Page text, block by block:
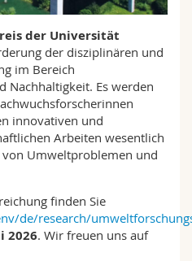
der Universität
der disziplinären und
im Bereich
Nachhaltigkeit. Es werden
innovativen und
Arbeiten wesentlich
Umweltproblemen und
finden Sie
de/research/
2026. Wir freuen uns auf